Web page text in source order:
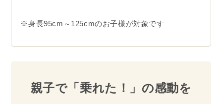
※身長95cm～125cmのお子様が対象です
親子で「乗れた！」の感動を